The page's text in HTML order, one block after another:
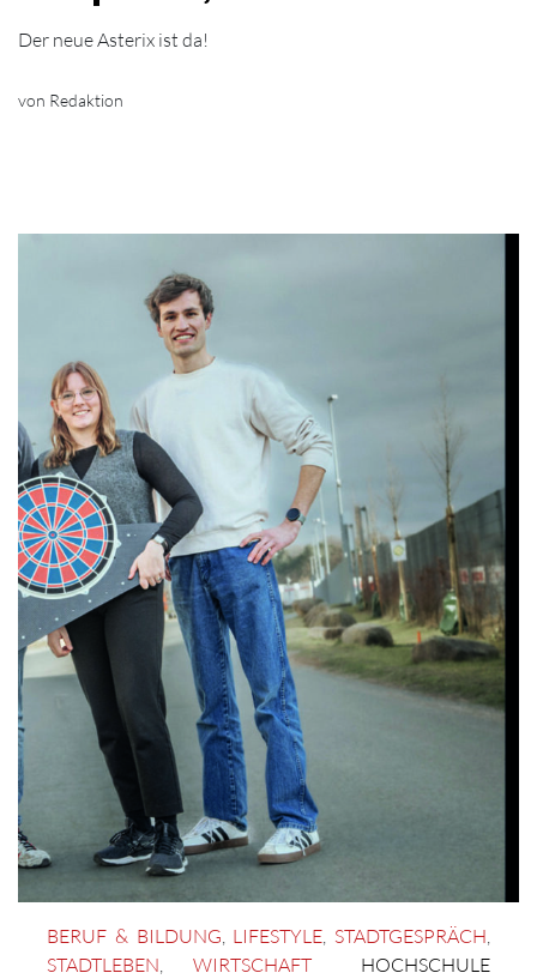
Der neue Asterix ist da!
von Redaktion
BERUF & BILDUNG LIFESTYLE STADTGESPRÄCH
STADTLEBEN
WIRTSCHAFT
HOCHSCHULE